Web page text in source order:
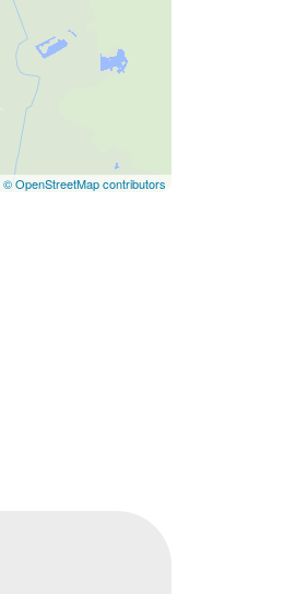
© OpenStreetMap contributors